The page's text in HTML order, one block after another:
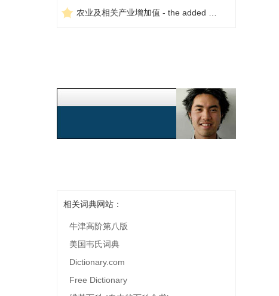
相关词典网站：
牛津高阶第八版
美国韦氏词典
Dictionary.com
Free Dictionary